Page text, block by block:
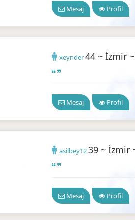
Mesaj Profil
xeynder44 ~ İzmir
Mesaj Profil
asilbey1239 ~ İzmir
Mesaj Profil